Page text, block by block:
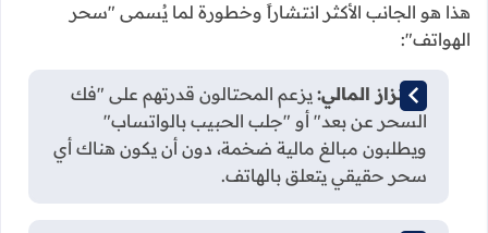
هذا هو الجانب الأكثر انتشاراً وخطورة لما يُسمى "سحر
الهواتف":
الابتزاز المالي: يزعم المحتالون قدرتهم على "فك
السحر عن بعد" أو "جلب الحبيب بالواتساب"
ويطلبون مبالغ مالية ضخمة، دون أن يكون هناك أي
سحر حقيقي يتعلق بالهاتف.